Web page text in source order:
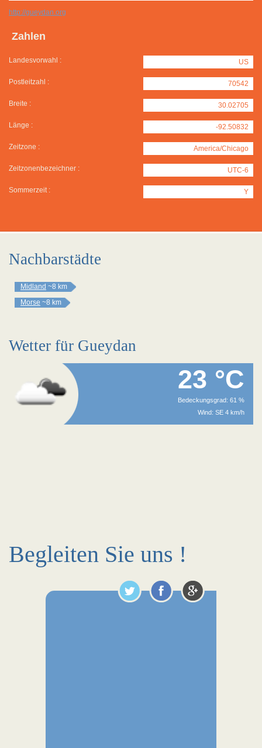
http://gueydan.org
Zahlen
Landesvorwahl : US
Postleitzahl : 70542
Breite : 30.02705
Länge : -92.50832
Zeitzone : America/Chicago
Zeitzonenbezeichner : UTC-6
Sommerzeit : Y
Nachbarstädte
Midland ~8 km
Morse ~8 km
Wetter für Gueydan
23 °C
Bedeckungsgrad: 61 %
Wind: SE 4 km/h
Begleiten Sie uns !